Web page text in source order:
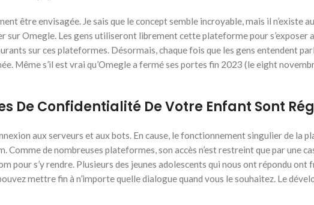
être envisagée. Je sais que le concept semble incroyable, mais il n’existe
Omegle. Les gens utiliseront librement cette plateforme pour s’exposer
sur ces plateformes. Désormais, chaque fois que les gens entendent
Même s’il est vrai qu’Omegle a fermé ses portes fin 2023 (le eight
De Confidentialité De Votre Enfant Sont
aux serveurs et aux bots. En cause, le fonctionnement singulier de
de nombreuses plateformes, son accès n’est restreint que par une
pour s’y rendre. Plusieurs des jeunes adolescents qui nous ont répondu
mettre fin à n’importe quelle dialogue quand vous le souhaitez. Le